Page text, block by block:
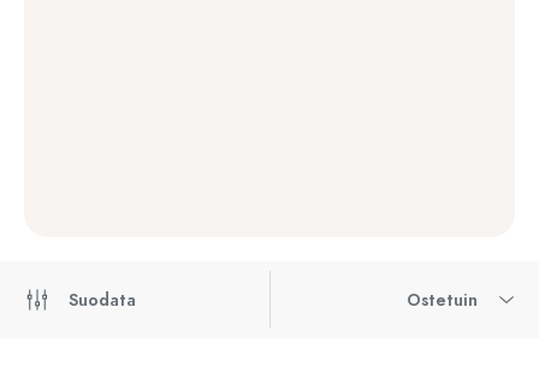
Suodata Ostetuin